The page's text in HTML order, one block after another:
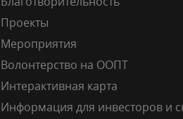
Проекты
Мероприятия
Волонтерство на ООПТ
Интерактивная карта
Информация для инвесторов и